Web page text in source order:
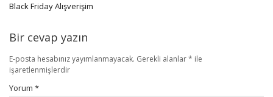
Black Friday Alışverişim
Bir cevap yazın
E-posta hesabınız yayımlanmayacak. Gerekli alanlar* ile
işaretlenmişlerdir
Yorum *